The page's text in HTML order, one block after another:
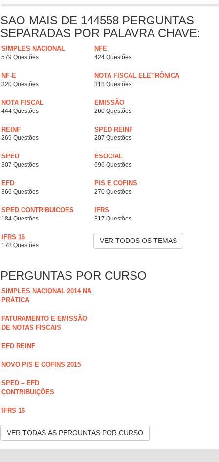
SAO MAIS DE 144558 PERGUNTAS
SEPARADAS POR PALAVRA CHAVE:
SIMPLES NACIONAL
579 Questões
NFE
424 Questões
NF-E
320 Questões
NOTA FISCAL ELETRÔNICA
318 Questões
NOTA FISCAL
444 Questões
EMISSÃO
260 Questões
REINF
269 Questões
SPED REINF
207 Questões
SPED
307 Questões
ESOCIAL
696 Questões
EFD
366 Questões
PIS E COFINS
270 Questões
SPED CONTRIBUICOES
184 Questões
IFRS
317 Questões
IFRS 16
178 Questões
VER TODOS OS TEMAS
PERGUNTAS POR CURSO
SIMPLES NACIONAL 2014 NA
PRÁTICA
FATURAMENTO E EMISSÃO
DE NOTAS FISCAIS
EFD REINF
NOVO PIS E COFINS 2015
SPED – EFD
CONTRIBUIÇÕES
IFRS 16
VER TODAS AS PERGUNTAS POR CURSO